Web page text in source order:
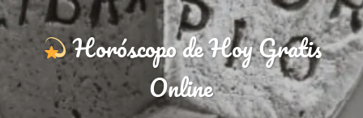
Horóscopo de Hoy Gratis
Online